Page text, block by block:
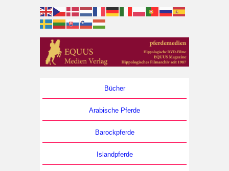
Bücher
Arabische Pferde
Barockpferde
Islandpferde